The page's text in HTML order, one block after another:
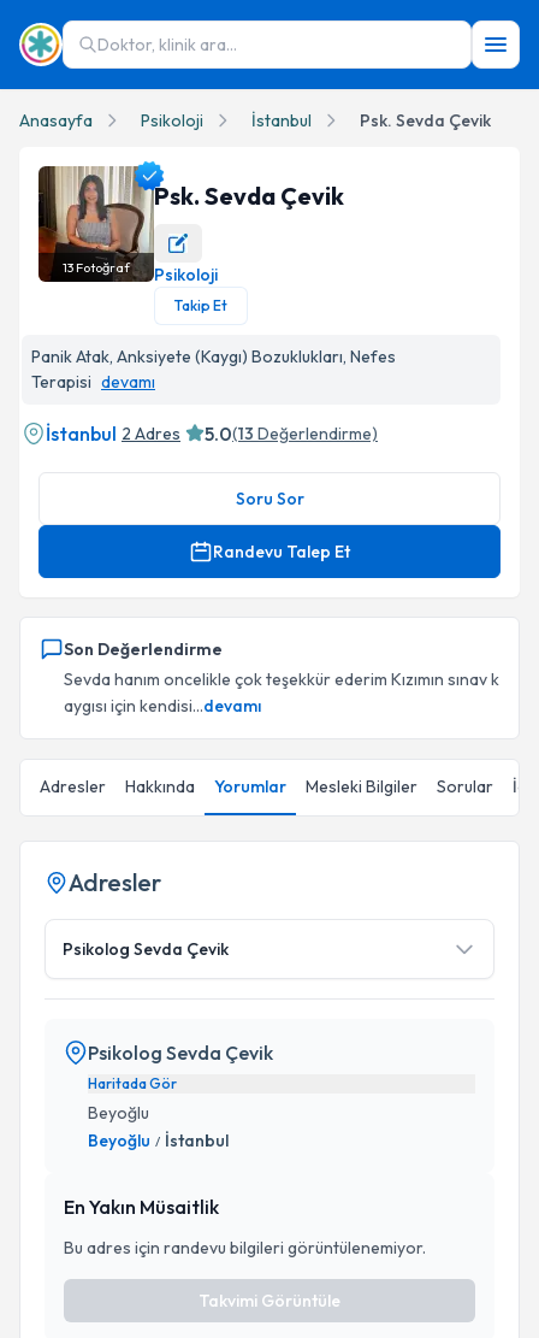
Doktor, klinik ara...
Anasayfa Psikoloji İstanbul Psk. Sevda Çevik
Psk. Sevda Çevik Profil Fotoğrafı
13 Fotoğraf
Psk. Sevda Çevik
Psikoloji
Takip Et
Panik Atak, Anksiyete (Kaygı) Bozuklukları, Nefes
Terapisi devamı
İstanbul 2 Adres 5.0(13 Değerlendirme)
Soru Sor
Randevu Talep Et
Son Değerlendirme
Sevda hanım oncelikle çok teşekkür ederim Kızımın sınav k
aygısı için kendisi...devamı
Adresler Hakkında Yorumlar Mesleki Bilgiler Sorular
Adresler
Psikolog Sevda Çevik
Psikolog Sevda Çevik
Haritada Gör
Beyoğlu
Beyoğlu / İstanbul
En Yakın Müsaitlik
Bu adres için randevu bilgileri görüntülenemiyor.
Takvimi Görüntüle